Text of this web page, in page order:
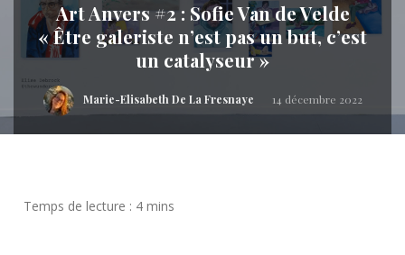
Art Anvers #2 : Sofie Van de Velde
« Être galeriste n’est pas un but, c’est
un catalyseur »
Marie-Elisabeth De La Fresnaye 14 décembre 2022